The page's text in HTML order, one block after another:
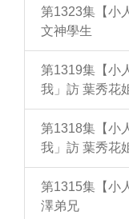
第1323集【小
文神學生
第1319集【小
我」訪 葉秀花
第1318集【小
我」訪 葉秀花
第1315集【小
澤弟兄